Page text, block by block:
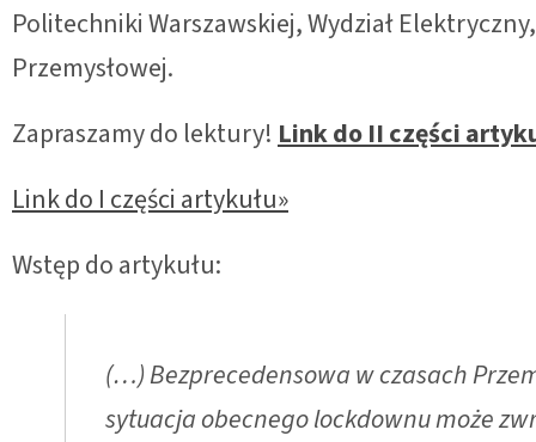
Politechniki Warszawskiej, Wydział
Przemysłowej.
Zapraszamy do lektury! Link do II części
Link do I części artykułu»
Wstęp do artykułu:
(…) Bezprecedensowa w czasach
sytuacja obecnego lockdownu może